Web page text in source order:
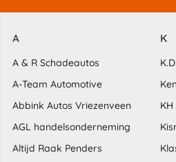
A
A & R Schadeautos
A-Team Automotive
Abbink Autos Vriezenveen
AGL handelsonderneming
Altijd Raak Penders
K